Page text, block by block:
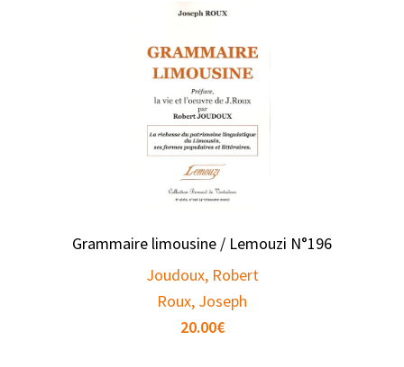
Grammaire limousine / Lemouzi N°196
Joudoux, Robert
Roux, Joseph
20.00€